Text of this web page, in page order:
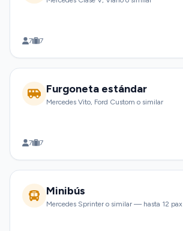
7 7
Furgoneta estándar
Mercedes Vito, Ford Custom o similar
7 7
Minibús
Mercedes Sprinter o similar — hasta 12 pax